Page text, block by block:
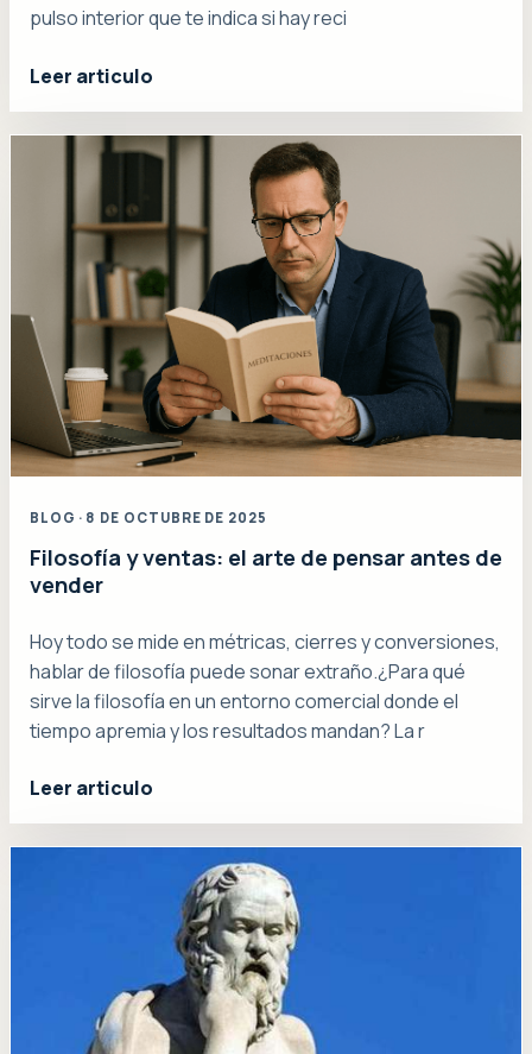
pulso interior que te indica si hay reci
Leer articulo
BLOG · 8 DE OCTUBRE DE 2025
Filosofía y ventas: el arte de pensar antes de
vender
Hoy todo se mide en métricas, cierres y conversiones,
hablar de filosofía puede sonar extraño.¿Para qué
sirve la filosofía en un entorno comercial donde el
tiempo apremia y los resultados mandan? La r
Leer articulo